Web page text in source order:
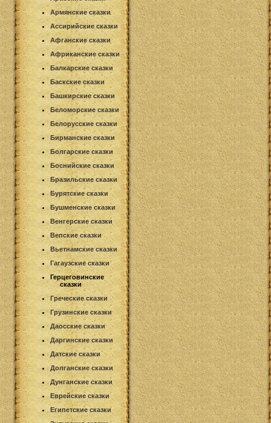
Армянские сказки
Ассирийские сказки
Афганские сказки
Африканские сказки
Балкарские сказки
Баскские сказки
Башкирские сказки
Беломорские сказки
Белорусские сказки
Бирманские сказки
Болгарские сказки
Боснийские сказки
Бразильские сказки
Бурятские сказки
Бушменские сказки
Венгерские сказки
Вепские сказки
Вьетнамские сказки
Гагаузские сказки
Герцеговинские
сказки
Греческие сказки
Грузинские сказки
Даосские сказки
Даргинские сказки
Датские сказки
Долганские сказки
Дунганские сказки
Еврейские сказки
Египетские сказки